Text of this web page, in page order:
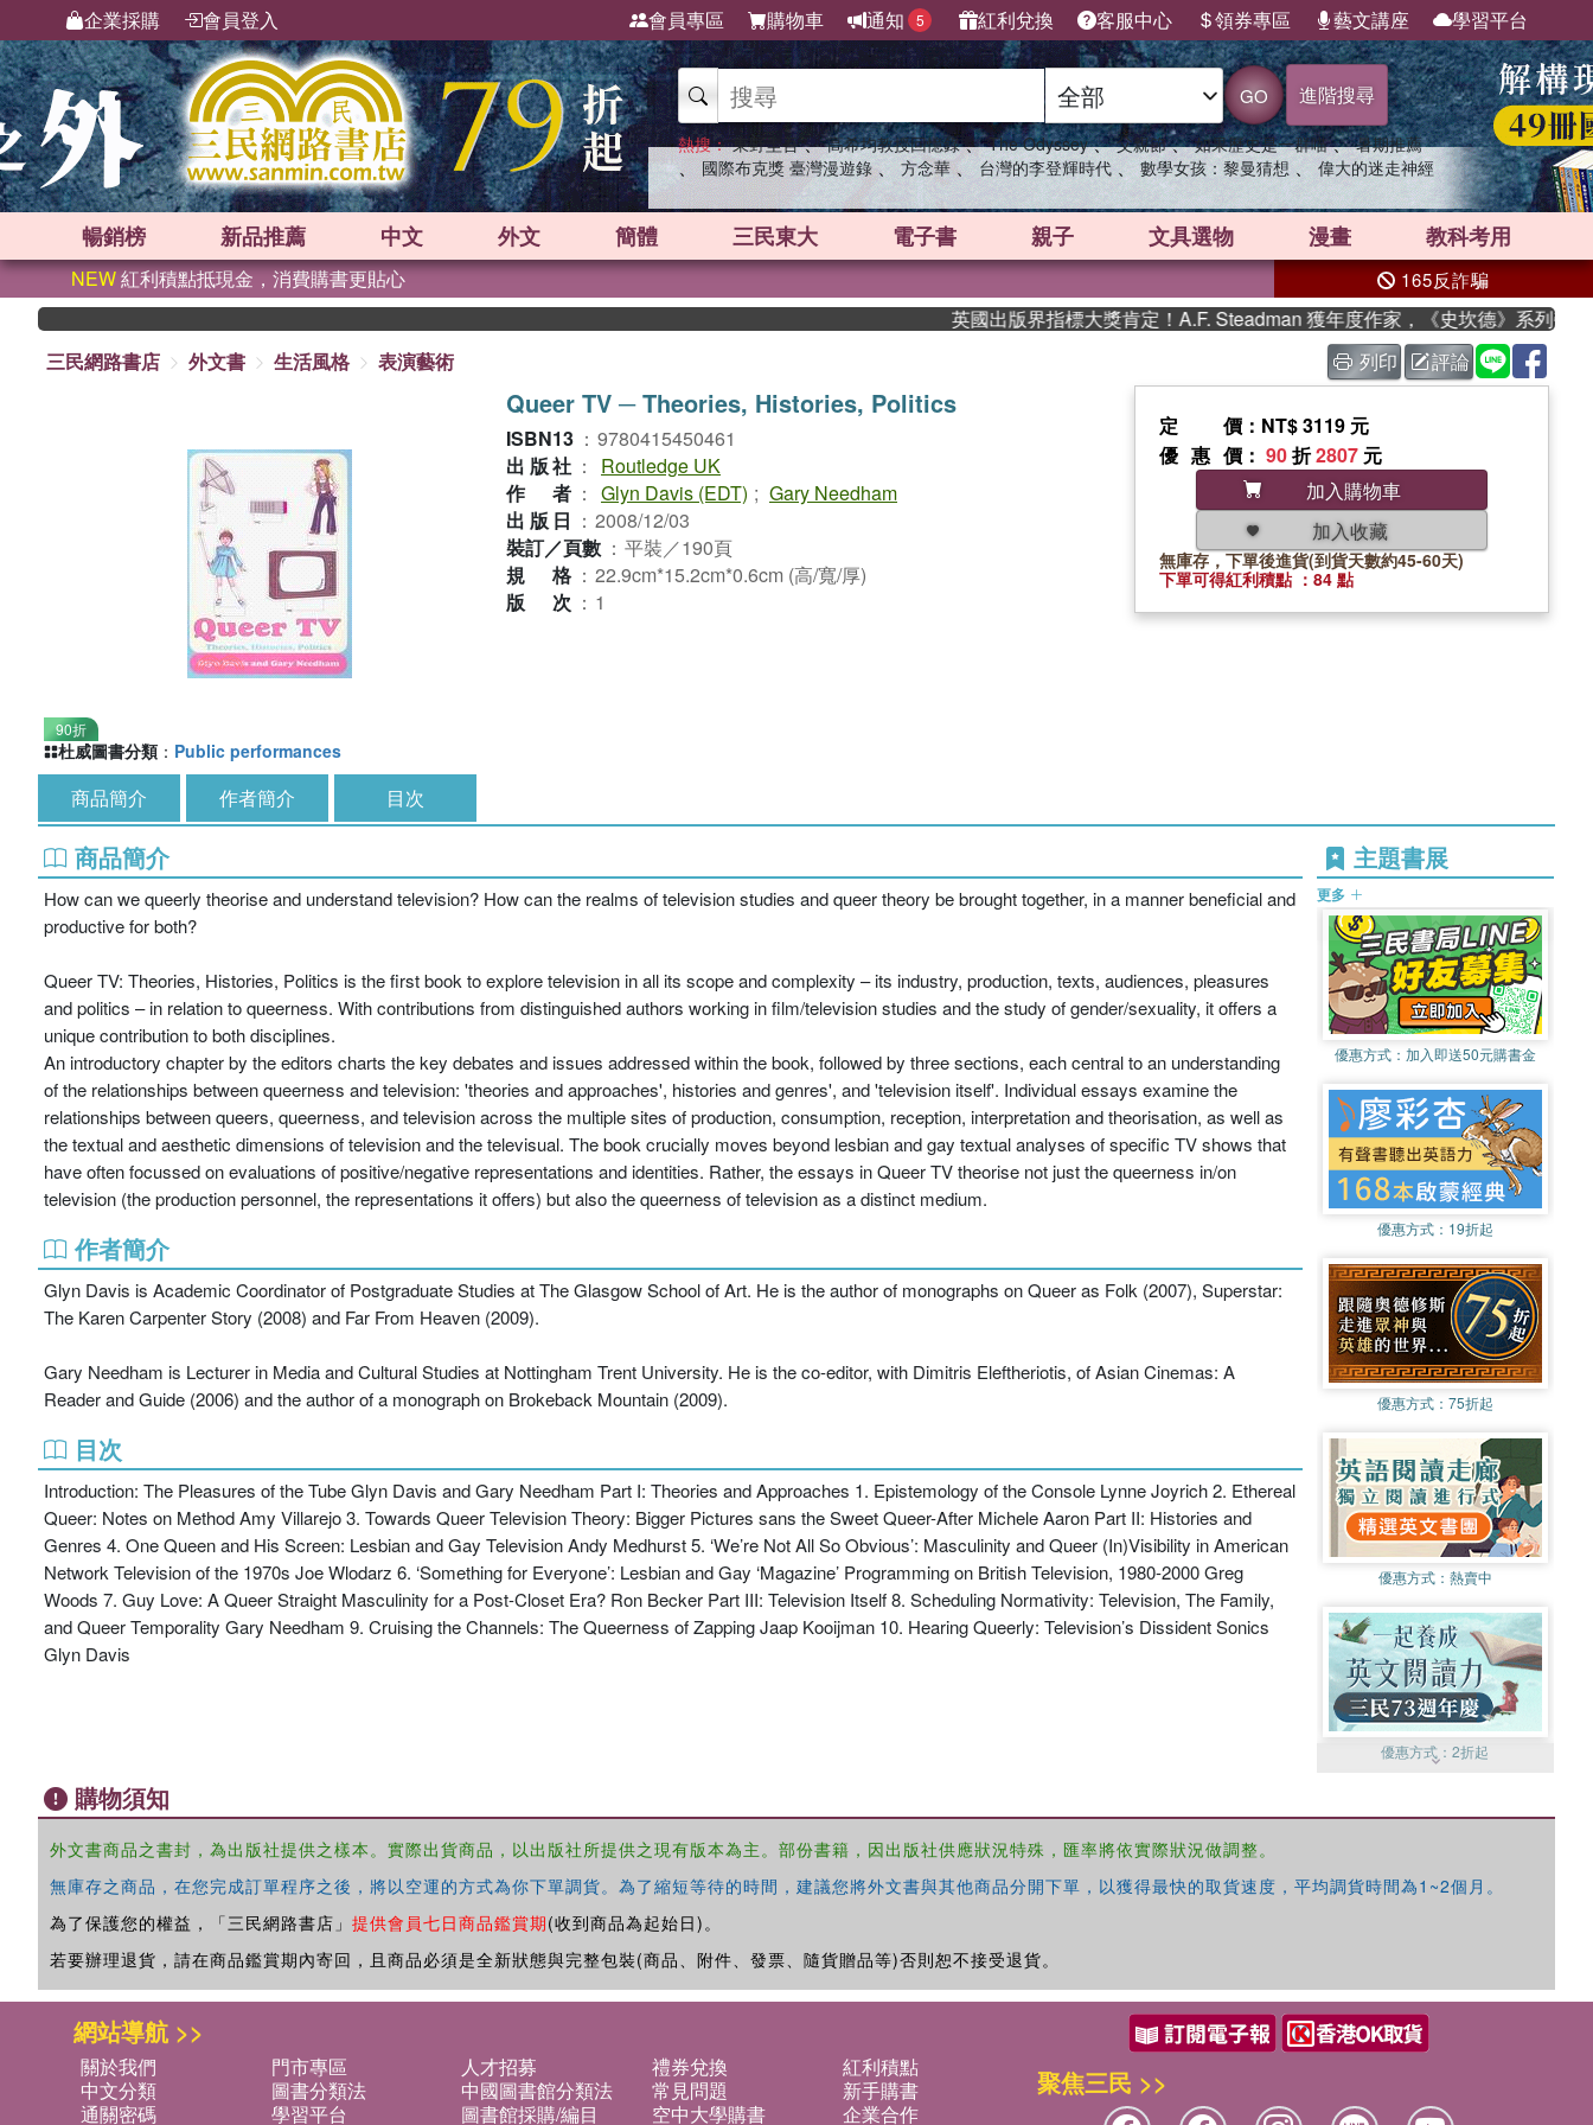
企業採購 會員登入 會員專區 購物車 通知 5 紅利兌換 客服中心 領券專區 藝文講座 學習平台
GO 進階搜尋
熱搜： 東野圭吾 、 高希均教授回憶錄 、 The Odyssey 、 父親節 、 如果歷史是一群喵 、 暑期推薦
、 國際布克獎 臺灣漫遊錄 、 方念華 、 台灣的李登輝時代 、 數學女孩：黎曼猜想 、 偉大的迷走神經
暢銷榜 新品推薦 中文 外文 簡體 三民東大 電子書 親子 文具選物 漫畫 教科考用
NEW紅利積點抵現金，消費購書更貼心 165反詐騙
英國出版界指標大獎肯定！A.F. Steadman 獲年度作家，《史坎德》系列帶你踏上
三民網路書店
外文書 生活風格 表演藝術 列印 評論
90折
Queer TV ─ Theories, Histories, Politics
ISBN13 ： 9780415450461
出版社 ：
Routledge UK
作者 ： Glyn Davis (EDT) ; Gary Needham
出版日 ： 2008/12/03
裝訂／頁數 ： 平裝／190頁
規格 ： 22.9cm*15.2cm*0.6cm (高/寬/厚)
版次 ： 1
定價 ：NT$ 3119 元
優惠價 ： 90折2807 元
加入購物車
加入收藏
無庫存，下單後進貨(到貨天數約45-60天)
下單可得紅利積點 ：84 點
杜威圖書分類 ： Public performances
商品簡介 作者簡介 目次
商品簡介
How can we queerly theorise and understand television? How can the realms of television studies and queer theory be brought together, in a manner beneficial and
productive for both?
Queer TV: Theories, Histories, Politics is the first book to explore television in all its scope and complexity – its industry, production, texts, audiences, pleasures
and politics – in relation to queerness. With contributions from distinguished authors working in film/television studies and the study of gender/sexuality, it offers a
unique contribution to both disciplines.
An introductory chapter by the editors charts the key debates and issues addressed within the book, followed by three sections, each central to an understanding
of the relationships between queerness and television: 'theories and approaches', histories and genres', and 'television itself'. Individual essays examine the
relationships between queers, queerness, and television across the multiple sites of production, consumption, reception, interpretation and theorisation, as well as
the textual and aesthetic dimensions of television and the televisual. The book crucially moves beyond lesbian and gay textual analyses of specific TV shows that
have often focussed on evaluations of positive/negative representations and identities. Rather, the essays in Queer TV theorise not just the queerness in/on
television (the production personnel, the representations it offers) but also the queerness of television as a distinct medium.
作者簡介
Glyn Davis is Academic Coordinator of Postgraduate Studies at The Glasgow School of Art. He is the author of monographs on Queer as Folk (2007), Superstar:
The Karen Carpenter Story (2008) and Far From Heaven (2009).
Gary Needham is Lecturer in Media and Cultural Studies at Nottingham Trent University. He is the co-editor, with Dimitris Eleftheriotis, of Asian Cinemas: A
Reader and Guide (2006) and the author of a monograph on Brokeback Mountain (2009).
目次
Introduction: The Pleasures of the Tube Glyn Davis and Gary Needham Part I: Theories and Approaches 1. Epistemology of the Console Lynne Joyrich 2. Ethereal
Queer: Notes on Method Amy Villarejo 3. Towards Queer Television Theory: Bigger Pictures sans the Sweet Queer-After Michele Aaron Part II: Histories and
Genres 4. One Queen and His Screen: Lesbian and Gay Television Andy Medhurst 5. ‘We’re Not All So Obvious’: Masculinity and Queer (In)Visibility in American
Network Television of the 1970s Joe Wlodarz 6. ‘Something for Everyone’: Lesbian and Gay ‘Magazine’ Programming on British Television, 1980-2000 Greg
Woods 7. Guy Love: A Queer Straight Masculinity for a Post-Closet Era? Ron Becker Part III: Television Itself 8. Scheduling Normativity: Television, The Family,
and Queer Temporality Gary Needham 9. Cruising the Channels: The Queerness of Zapping Jaap Kooijman 10. Hearing Queerly: Television’s Dissident Sonics
Glyn Davis
主題書展
更多
優惠方式： 加入即送50元購書金
優惠方式： 19折起
優惠方式： 75折起
優惠方式： 熱賣中
優惠方式：2折起
購物須知
外文書商品之書封，為出版社提供之樣本。實際出貨商品，以出版社所提供之現有版本為主。部份書籍，因出版社供應狀況特殊，匯率將依實際狀況做調整。
無庫存之商品，在您完成訂單程序之後，將以空運的方式為你下單調貨。為了縮短等待的時間，建議您將外文書與其他商品分開下單，以獲得最快的取貨速度，平均調貨時間為1~2個月。
為了保護您的權益，「三民網路書店」 提供會員七日商品鑑賞期(收到商品為起始日)。
若要辦理退貨，請在商品鑑賞期內寄回，且商品必須是全新狀態與完整包裝(商品、附件、發票、隨貨贈品等)否則恕不接受退貨。
網站導航 >>
關於我們 門市專區 人才招募 禮券兌換
紅利積點
中文分類
圖書分類法 中國圖書館分類法 常見問題
新手購書
通關密碼
學習平台 圖書館採購/編目 空中大學購書
企業合作
聚焦三民 >>